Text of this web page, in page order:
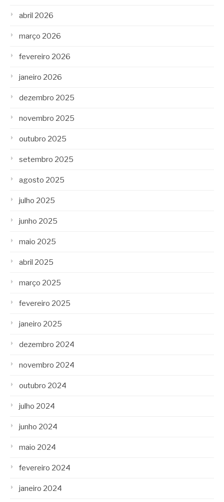
abril 2026
março 2026
fevereiro 2026
janeiro 2026
dezembro 2025
novembro 2025
outubro 2025
setembro 2025
agosto 2025
julho 2025
junho 2025
maio 2025
abril 2025
março 2025
fevereiro 2025
janeiro 2025
dezembro 2024
novembro 2024
outubro 2024
julho 2024
junho 2024
maio 2024
fevereiro 2024
janeiro 2024